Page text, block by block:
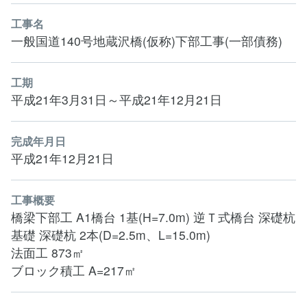
工事名
一般国道140号地蔵沢橋(仮称)下部工事(一部債務)
工期
平成21年3月31日～平成21年12月21日
完成年月日
平成21年12月21日
工事概要
橋梁下部工 A1橋台 1基(H=7.0m) 逆Ｔ式橋台 深礎杭
基礎 深礎杭 2本(D=2.5m、L=15.0m)
法面工 873㎡
ブロック積工 A=217㎡